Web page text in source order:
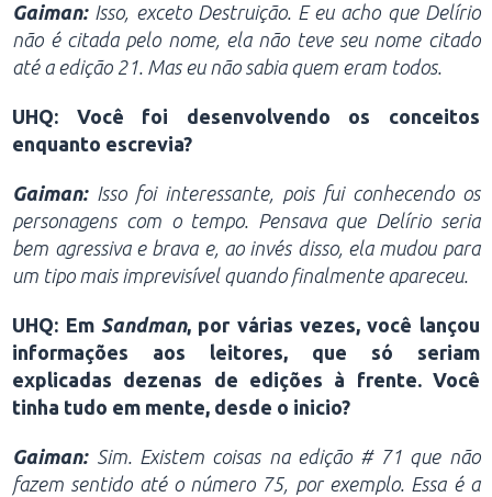
Gaiman:Isso, exceto Destruição. E eu acho que Delírio
não é citada pelo nome, ela não teve seu nome citado
até a edição 21. Mas eu não sabia quem eram todos.
UHQ: Você foi desenvolvendo os conceitos
enquanto escrevia?
Gaiman:Isso foi interessante, pois fui conhecendo os
personagens com o tempo. Pensava que Delírio seria
bem agressiva e brava e, ao invés disso, ela mudou para
um tipo mais imprevisível quando finalmente apareceu.
UHQ: Em Sandman, por várias vezes, você lançou
informações aos leitores, que só seriam
explicadas dezenas de edições à frente. Você
tinha tudo em mente, desde o inicio?
Gaiman:Sim. Existem coisas na edição # 71 que não
fazem sentido até o número 75, por exemplo. Essa é a